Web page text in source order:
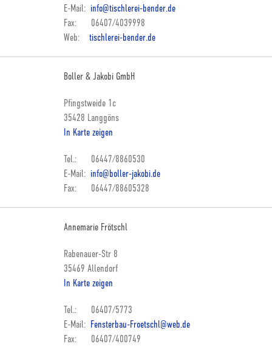
E-Mail: info@tischlerei-bender.de
Fax: 06407/4039998
Web: tischlerei-bender.de
Boller & Jakobi GmbH
Pfingstweide 1c
35428 Langgöns
In Karte zeigen
Tel.: 06447/8860530
E-Mail: info@boller-jakobi.de
Fax: 06447/88605328
Annemarie Frötschl
Rabenauer-Str 8
35469 Allendorf
In Karte zeigen
Tel.: 06407/5773
E-Mail: Fensterbau-Froetschl@web.de
Fax: 06407/400749